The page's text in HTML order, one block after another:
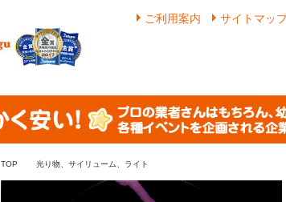
ご利用案内 サイトマッ
TOP 光り物、サイリューム、ライト